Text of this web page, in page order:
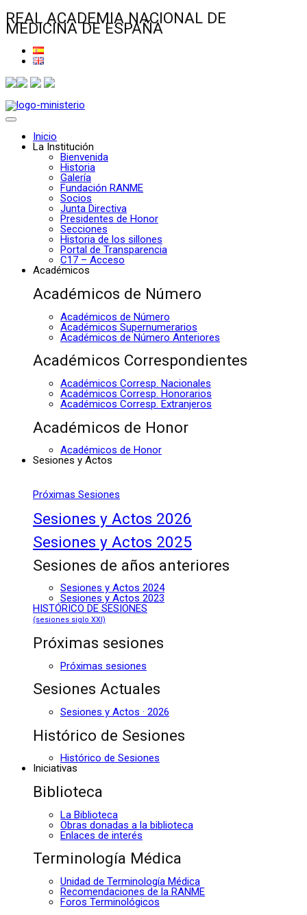
REAL ACADEMIA NACIONAL DE
MEDICINA DE ESPAÑA
Inicio
La Institución
Bienvenida
Historia
Galería
Fundación RANME
Socios
Junta Directiva
Presidentes de Honor
Secciones
Historia de los sillones
Portal de Transparencia
C17 – Acceso
Académicos
Académicos de Número
Académicos de Número
Académicos Supernumerarios
Académicos de Número Anteriores
Académicos Correspondientes
Académicos Corresp. Nacionales
Académicos Corresp. Honorarios
Académicos Corresp. Extranjeros
Académicos de Honor
Académicos de Honor
Sesiones y Actos
Próximas Sesiones
Sesiones y Actos 2026
Sesiones y Actos 2025
Sesiones de años anteriores
Sesiones y Actos 2024
Sesiones y Actos 2023
HISTÓRICO DE SESIONES
(sesiones siglo XXI)
Próximas sesiones
Próximas sesiones
Sesiones Actuales
Sesiones y Actos · 2026
Histórico de Sesiones
Histórico de Sesiones
Iniciativas
Biblioteca
La Biblioteca
Obras donadas a la biblioteca
Enlaces de interés
Terminología Médica
Unidad de Terminología Médica
Recomendaciones de la RANME
Foros Terminológicos